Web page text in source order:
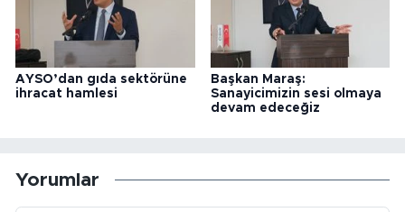
AYSO’dan gıda sektörüne
ihracat hamlesi
Başkan Maraş:
Sanayicimizin sesi olmaya
devam edeceğiz
Yorumlar